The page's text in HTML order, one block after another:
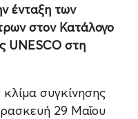
ένταξη των
στον Κατάλογο
UNESCO στη
κλίμα συγκίνησης
29 Μαΐου